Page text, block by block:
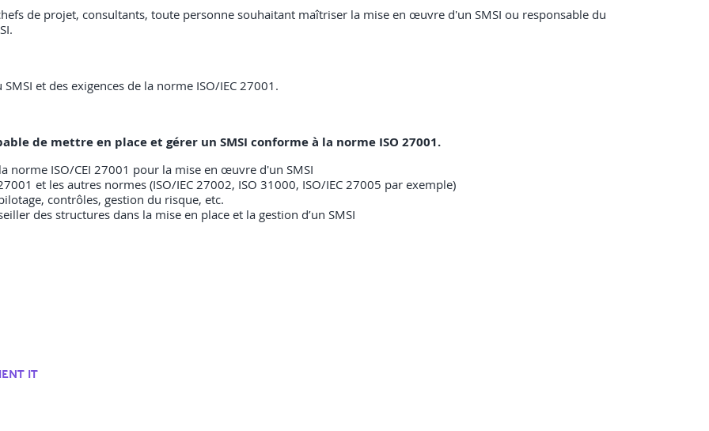
de projet, consultants, toute personne souhaitant maîtriser la mise en œuvre d'un SMSI ou responsable du
et des exigences de la norme ISO/IEC 27001.
de mettre en place et gérer un SMSI conforme à la norme ISO 27001.
norme ISO/CEI 27001 pour la mise en œuvre d'un SMSI
et les autres normes (ISO/IEC 27002, ISO 31000, ISO/IEC 27005 par exemple)
contrôles, gestion du risque, etc.
des structures dans la mise en place et la gestion d’un SMSI
IT